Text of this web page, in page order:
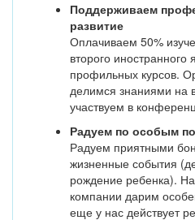
Поддерживаем
развитие
Оплачиваем 50%
второго иностранного
профильных курсов.
делимся знаниями на
участвуем в
Радуем по особым
Радуем приятными
жизненные события
рождение ребенка).
компании дарим
еще у нас действует